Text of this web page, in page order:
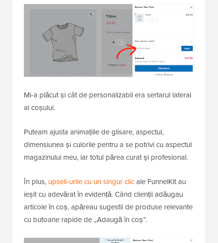
Mi-a plăcut și cât de personalizabil era sertarul lateral
al coșului.
Puteam ajusta animațiile de glisare, aspectul,
dimensiunea și culorile pentru a se potrivi cu aspectul
magazinului meu, iar totul părea curat și profesional.
În plus, upsell-urile cu un singur clicale FunnelKit au
ieșit cu adevărat în evidență. Când clienții adăugau
articole în coș, apăreau sugestii de produse relevante
cu butoane rapide de „Adaugă în coș”.